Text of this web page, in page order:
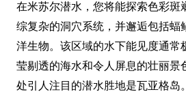
在米苏尔潜水，您将能探索色彩斑
综复杂的洞穴系统，并邂逅包括蝠
洋生物。该区域的水下能见度通常
莹剔透的海水和令人屏息的壮丽景
处引人注目的潜水胜地是瓦亚格岛